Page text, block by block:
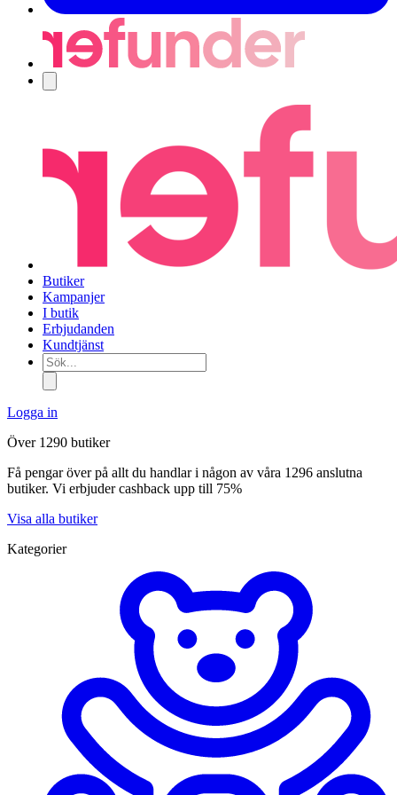
Butiker
Kampanjer
I butik
Erbjudanden
Kundtjänst
Sök...
Logga in
Över 1290 butiker
Få pengar över på allt du handlar i någon av våra 1296 anslutna
butiker. Vi erbjuder cashback upp till 75%
Visa alla butiker
Kategorier